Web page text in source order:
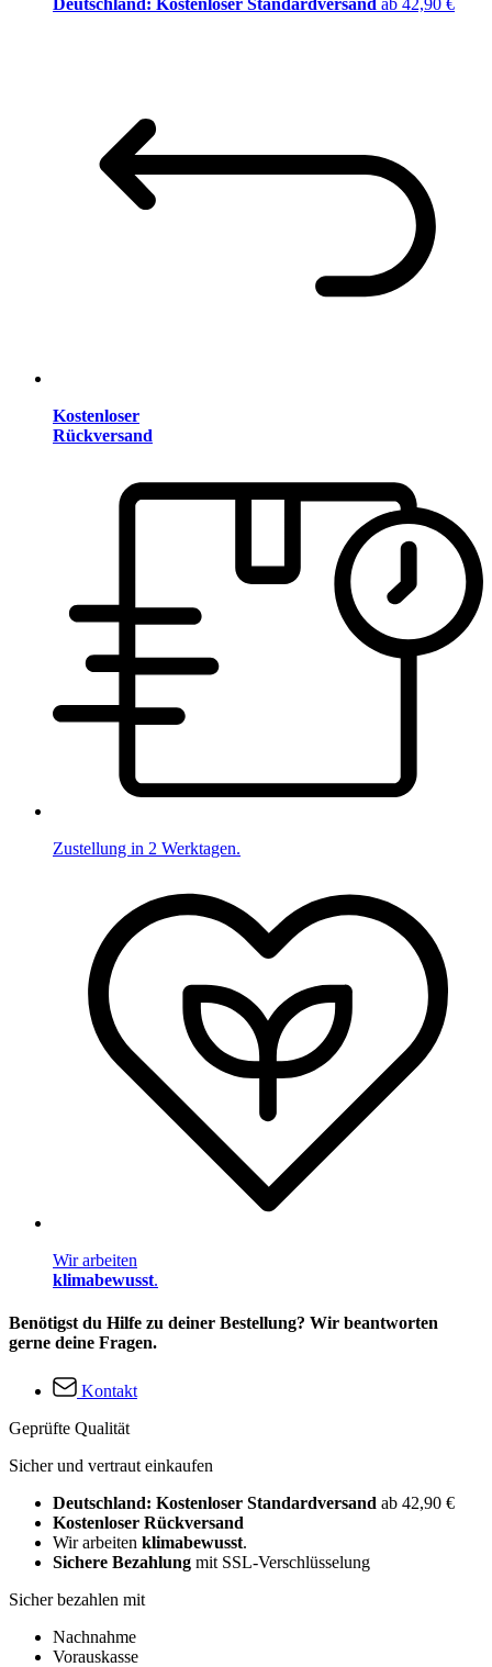
Kostenloser
Rückversand
Zustellung in 2 Werktagen.
Wir arbeiten
klimabewusst.
Benötigst du Hilfe zu deiner Bestellung? Wir beantworten
gerne deine Fragen.
Kontakt
Geprüfte Qualität
Sicher und vertraut einkaufen
Deutschland: Kostenloser Standardversand ab 42,90 €
Kostenloser Rückversand
Wir arbeiten klimabewusst.
Sichere Bezahlung mit SSL-Verschlüsselung
Sicher bezahlen mit
Nachnahme
Vorauskasse